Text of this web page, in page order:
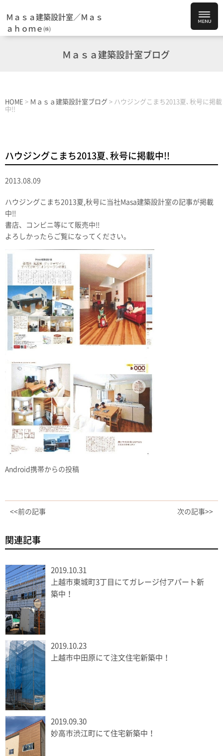
Ｍａｓａ建築設計室／Ｍａｓ
ａｈｏｍｅ㈱
Ｍａｓａ建築設計室ブログ
HOME > Ｍａｓａ建築設計室ブログ > ハウジングこまち2013夏､秋号に掲載
中!!
ハウジングこまち2013夏､秋号に掲載中!!
2013.08.09
ハウジングこまち2013夏,秋号に当社Masa建築設計室の記事が掲載
中!!
書店、コンビニ等にて販売中!!
よろしかったらご覧になってください。
Android携帯からの投稿
<<前の記事 次の記事>>
関連記事
2019.10.31
上越市東城町3丁目にてガレージ付アパート新
築中！
2019.10.23
上越市中田原にて注文住宅新築中！
2019.09.30
妙高市渋江町にて住宅新築中！